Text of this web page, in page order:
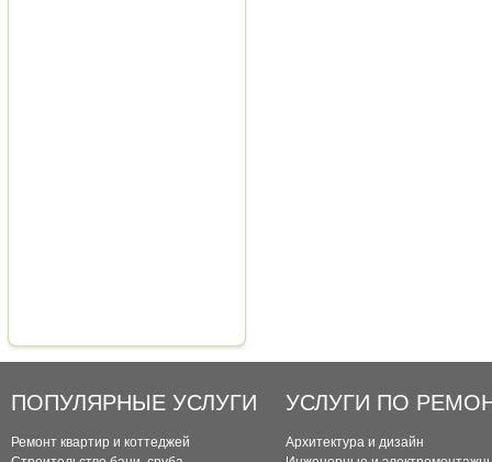
ПОПУЛЯРНЫЕ УСЛУГИ
Ремонт квартир и коттеджей
УСЛУГИ ПО
Архитектура и дизайн